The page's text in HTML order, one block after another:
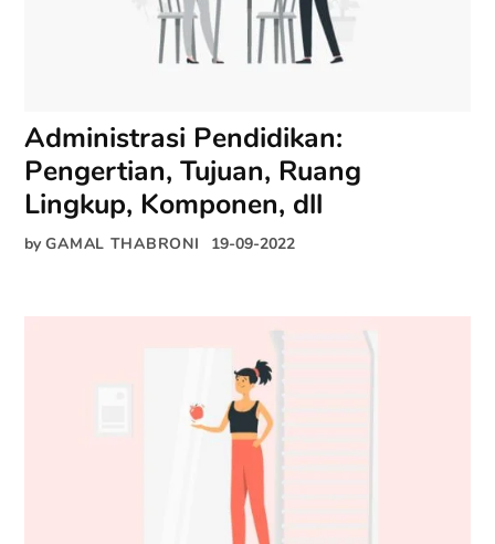
Administrasi Pendidikan:
Pengertian, Tujuan, Ruang
Lingkup, Komponen, dll
by GAMAL THABRONI 19-09-2022